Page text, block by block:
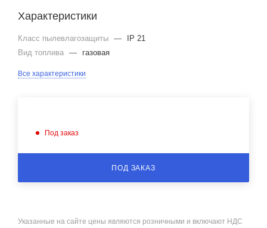
Характеристики
Класс пылевлагозащиты —
IP 21
Вид топлива — газовая
Все характеристики
Под заказ
ПОД ЗАКАЗ
Указанные на сайте цены являются розничными и включают НДС